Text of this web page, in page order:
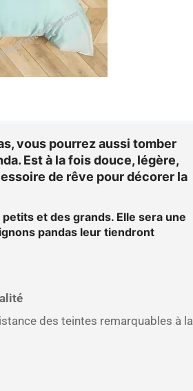
vous pourrez aussi tomber
. Est à la fois douce, légère,
de rêve pour décorer la
et des grands. Elle sera une
pandas leur tiendront
des teintes remarquables à la